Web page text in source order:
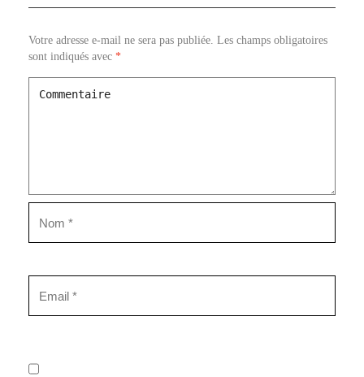
Votre adresse e-mail ne sera pas publiée. Les champs obligatoires
sont indiqués avec *